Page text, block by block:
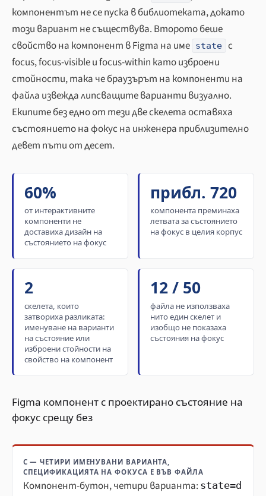
компонентът не се пуска в библиотеката, докато
този вариант не съществува. Второто беше
свойство на компонент в Figma на име state с
focus, focus-visible и focus-within като изброени
стойности, така че браузърът на компоненти на
файла извежда липсващите варианти визуално.
Екипите без едно от тези две скелета оставяха
състоянието на фокус на инженера приблизително
девет пъти от десет.
60%
от интерактивните
компоненти не
доставиха дизайн на
състоянието на фокус
прибл. 720
компонента преминаха
летвата за състоянието
на фокус в целия корпус
2
скелета, които
затвориха разликата:
именуване на варианти
на състояние или
изброени стойности на
свойство на компонент
12 / 50
файла не използваха
нито един скелет и
изобщо не показаха
състояния на фокус
Figma компонент с проектирано състояние на
фокус срещу без
С — ЧЕТИРИ ИМЕНУВАНИ ВАРИАНТА,
СПЕЦИФИКАЦИЯТА НА ФОКУСА Е ВЪВ ФАЙЛА
Компонент-бутон, четири варианта: state=d